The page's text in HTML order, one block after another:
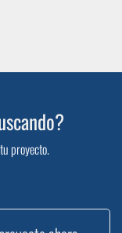
proyecto.